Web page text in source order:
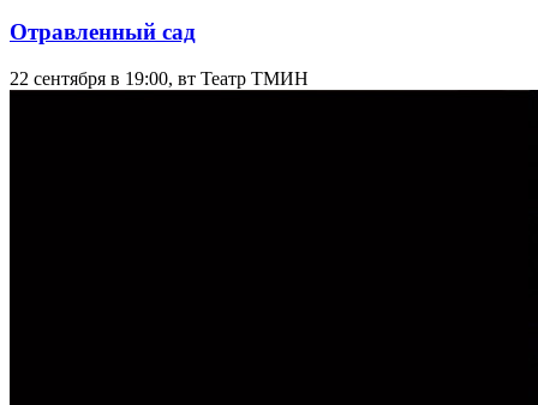
Отравленный сад
22 сентября в 19:00, вт Театр ТМИН